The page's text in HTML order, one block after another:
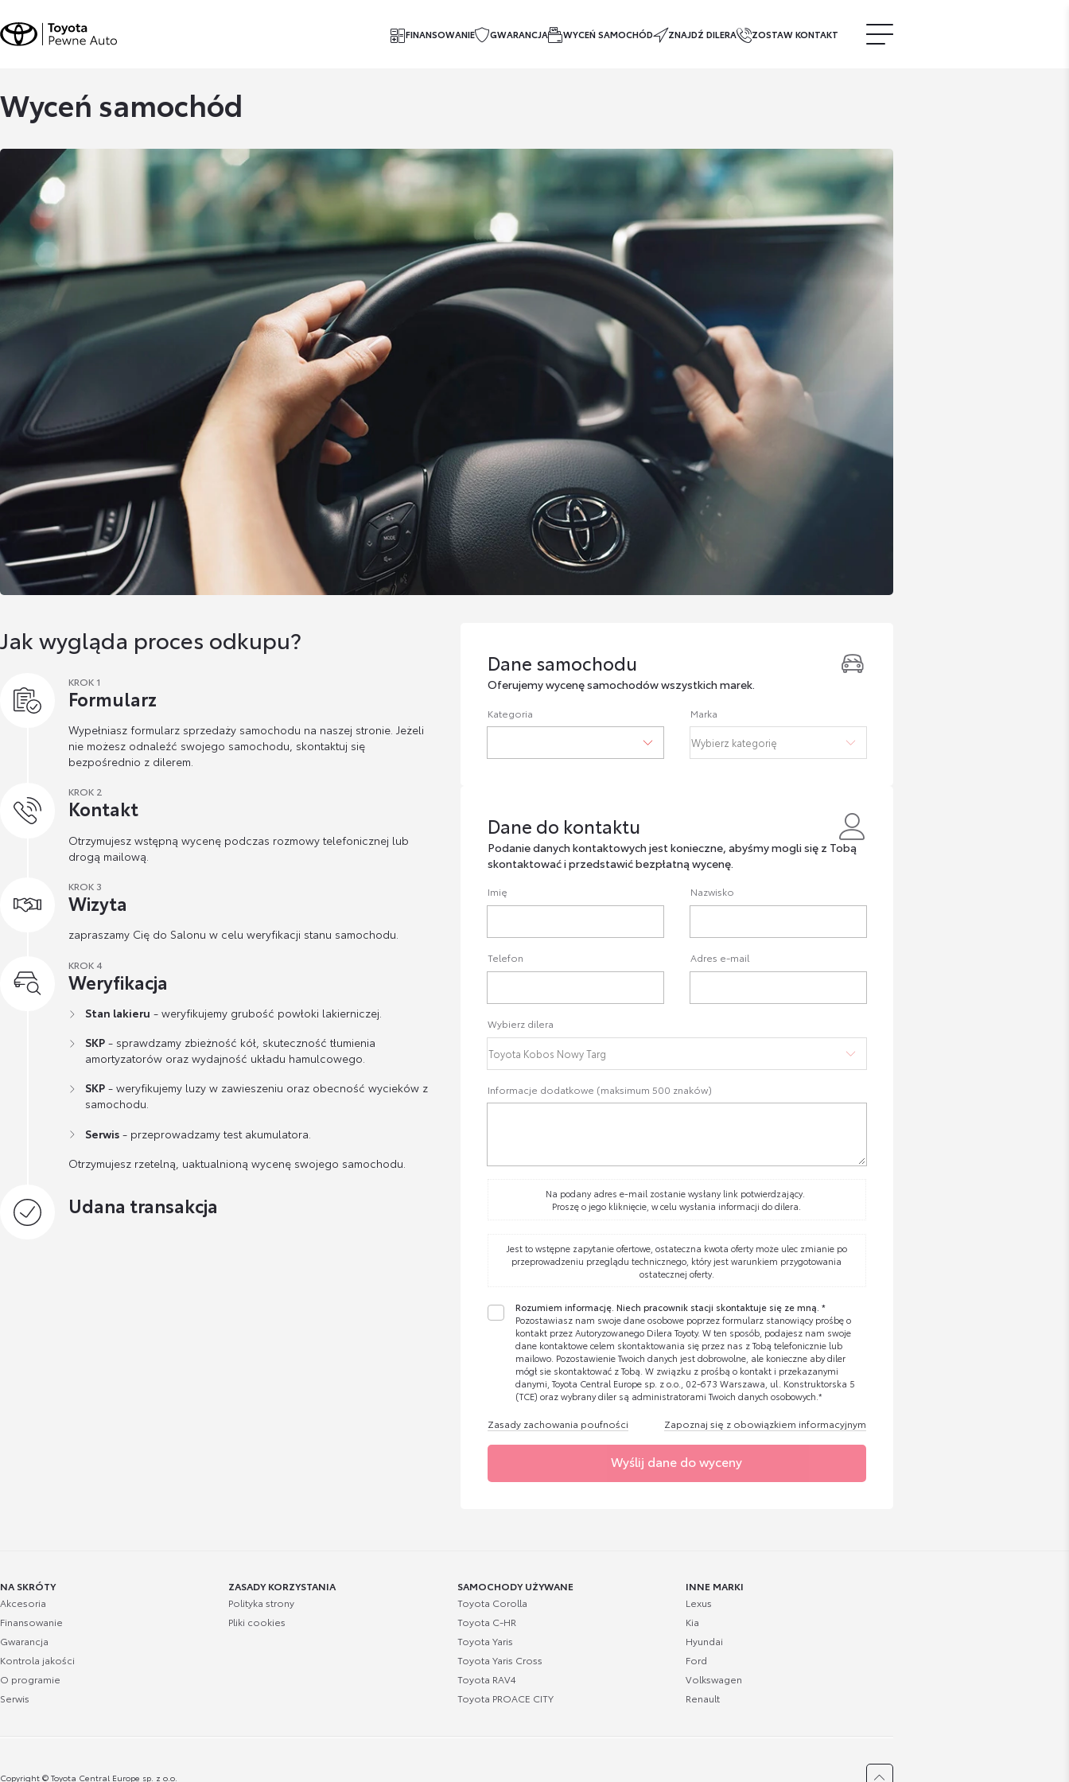
FINANSOWANIE GWARANCJA WYCEŃ SAMOCHÓD ZNAJDŹ DILERA ZOSTAW KONTAKT
Wyceń samochód
Jak wygląda proces odkupu?
KROK 1
Formularz
Wypełniasz formularz sprzedaży samochodu na naszej stronie. Jeżeli
nie możesz odnaleźć swojego samochodu, skontaktuj się
bezpośrednio z dilerem.
KROK 2
Kontakt
Otrzymujesz wstępną wycenę podczas rozmowy telefonicznej lub
drogą mailową.
KROK 3
Wizyta
zapraszamy Cię do Salonu w celu weryfikacji stanu samochodu.
KROK 4
Weryfikacja
Stan lakieru - weryfikujemy grubość powłoki lakierniczej.
SKP - sprawdzamy zbieżność kół, skuteczność tłumienia
amortyzatorów oraz wydajność układu hamulcowego.
SKP - weryfikujemy luzy w zawieszeniu oraz obecność wycieków z
samochodu.
Serwis - przeprowadzamy test akumulatora.
Otrzymujesz rzetelną, uaktualnioną wycenę swojego samochodu.
Udana transakcja
Dane samochodu
Dane samochodu
Oferujemy wycenę samochodów wszystkich marek.
Kategoria Marka
Dane do kontaktu
Dane do kontaktu
Podanie danych kontaktowych jest konieczne, abyśmy mogli się z Tobą
skontaktować i przedstawić bezpłatną wycenę.
Imię Nazwisko
Telefon Adres e-mail
Wybierz dilera
Informacje dodatkowe (maksimum 500 znaków)
Na podany adres e-mail zostanie wysłany link potwierdzający.
Proszę o jego kliknięcie, w celu wysłania informacji do dilera.
Jest to wstępne zapytanie ofertowe, ostateczna kwota oferty może ulec zmianie po
przeprowadzeniu przeglądu technicznego, który jest warunkiem przygotowania
ostatecznej oferty.
Rozumiem informację. Niech pracownik stacji skontaktuje się ze mną. *
Pozostawiasz nam swoje dane osobowe poprzez formularz stanowiący prośbę o
kontakt przez Autoryzowanego Dilera Toyoty. W ten sposób, podajesz nam swoje
dane kontaktowe celem skontaktowania się przez nas z Tobą telefonicznie lub
mailowo. Pozostawienie Twoich danych jest dobrowolne, ale konieczne aby diler
mógł sie skontaktować z Tobą. W związku z prośbą o kontakt i przekazanymi
danymi, Toyota Central Europe sp. z o.o., 02-673 Warszawa, ul. Konstruktorska 5
(TCE) oraz wybrany diler są administratorami Twoich danych osobowych.*
Zasady zachowania poufności Zapoznaj się z obowiązkiem informacyjnym
Wyślij dane do wyceny
NA SKRÓTY
Akcesoria
Finansowanie
Gwarancja
Kontrola jakości
O programie
Serwis
ZASADY KORZYSTANIA
Polityka strony
Pliki cookies
SAMOCHODY UŻYWANE
Toyota Corolla
Toyota C-HR
Toyota Yaris
Toyota Yaris Cross
Toyota RAV4
Toyota PROACE CITY
INNE MARKI
Lexus
Kia
Hyundai
Ford
Volkswagen
Renault
Copyright © Toyota Central Europe sp. z o.o.